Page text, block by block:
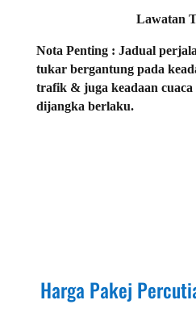
Lawatan
Nota Penting : Jadual
tukar bergantung pada
trafik & juga keadaan cuaca
dijangka berlaku.
Harga Pakej